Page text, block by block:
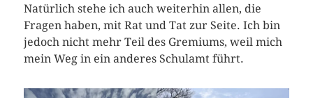
Natürlich stehe ich auch weiterhin allen, die
Fragen haben, mit Rat und Tat zur Seite. Ich bin
jedoch nicht mehr Teil des Gremiums, weil mich
mein Weg in ein anderes Schulamt führt.